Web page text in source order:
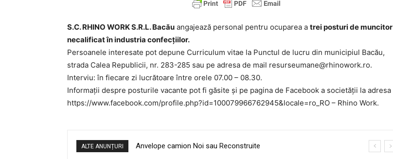
S.C. RHINO WORK S.R.L. Bacău angajează personal pentru ocuparea a trei posturi de muncitor
necalificat în industria confecțiilor.
Persoanele interesate pot depune Curriculum vitae la Punctul de lucru din municipiul Bacău,
strada Calea Republicii, nr. 283-285 sau pe adresa de mail resurseumane@rhinowork.ro.
Interviu: în fiecare zi lucrătoare între orele 07.00 – 08.30.
Informații despre posturile vacante pot fi găsite și pe pagina de Facebook a societății la adresa
https://www.facebook.com/profile.php?id=100079966762945&locale=ro_RO – Rhino Work.
ALTE ANUNȚURI Anvelope camion Noi sau Reconstruite